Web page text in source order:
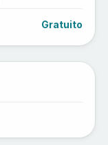
Gratuito